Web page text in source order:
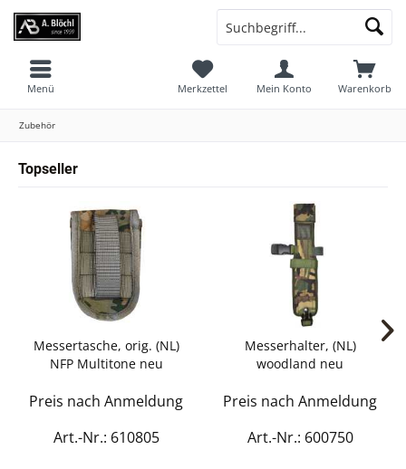
Warenkorb
Merkzettel Mein Konto
Menü
Zubehör
Topseller
Messertasche, orig. (NL)
NFP Multitone neu
Preis nach Anmeldung
Art.-Nr.: 610805
Messerhalter, (NL)
woodland neu
Preis nach Anmeldung
Art.-Nr.: 600750